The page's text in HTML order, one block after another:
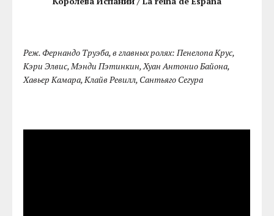
Реж. Фернандо Труэба, в главных ролях: Пенелопа Крус,
Кэри Элвис, Мэнди Пэтинкин, Хуан Антонио Байона,
Хавьер Камара, Клайв Ревилл, Сантьяго Сегура